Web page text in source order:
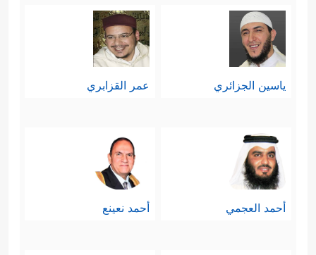
ياسين الجزائري عمر القزابري
أحمد العجمي أحمد نعينع